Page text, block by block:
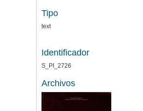
Tipo
text
Identificador
S_PI_2726
Archivos